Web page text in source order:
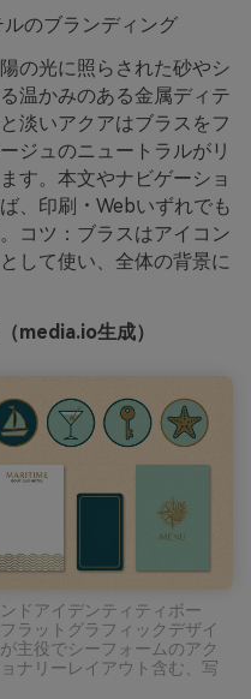
のブランディング
の光に照らされた砂やシ
温かみのある金属ディテ
淡いアクアはブラスをフ
ジュのニュートラルがリ
す。本文やナビゲーショ
、印刷・Webいずれでも
コツ：ブラスはアイコン
して使い、全体の背景に
media.io生成）
ドアイデンティティボー
ラットグラフィックデザイ
主役でシーフォームのアク
ナリーレイアウト含む、写